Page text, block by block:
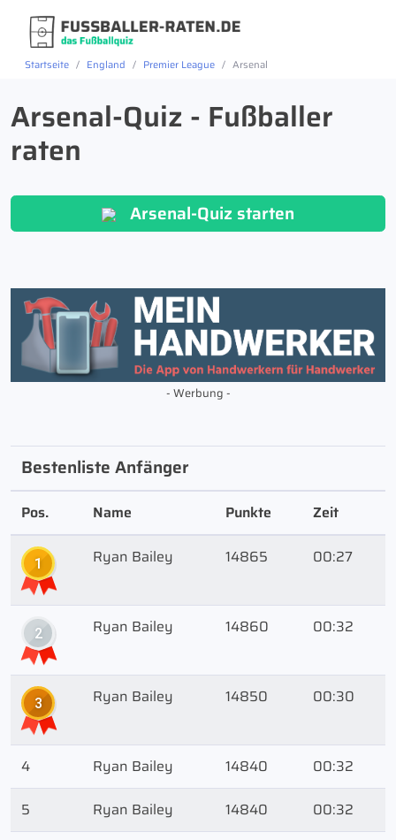
Startseite England Premier League Arsenal
Arsenal-Quiz - Fußballer
raten
Arsenal-Quiz starten
- Werbung -
Bestenliste Anfänger
Pos. Name Punkte Zeit
1 Ryan Bailey 14865 00:27
2 Ryan Bailey 14860 00:32
3 Ryan Bailey 14850 00:30
4 Ryan Bailey 14840
00:32
5
Ryan Bailey 14840
00:32